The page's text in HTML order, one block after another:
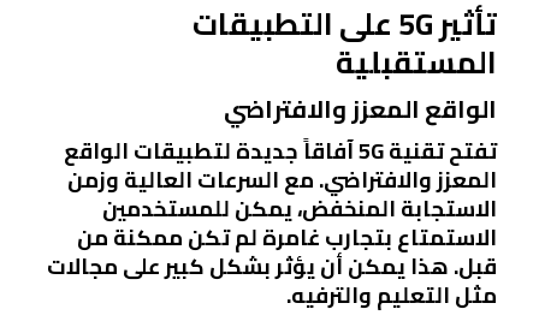
تأثير 5G على التطبيقات
المستقبلية
الواقع المعزز والافتراضي
تفتح تقنية 5G آفاقاً جديدة لتطبيقات الواقع
المعزز والافتراضي. مع السرعات العالية وزمن
الاستجابة المنخفض، يمكن للمستخدمين
الاستمتاع بتجارب غامرة لم تكن ممكنة من
قبل. هذا يمكن أن يؤثر بشكل كبير على مجالات
مثل التعليم والترفيه.